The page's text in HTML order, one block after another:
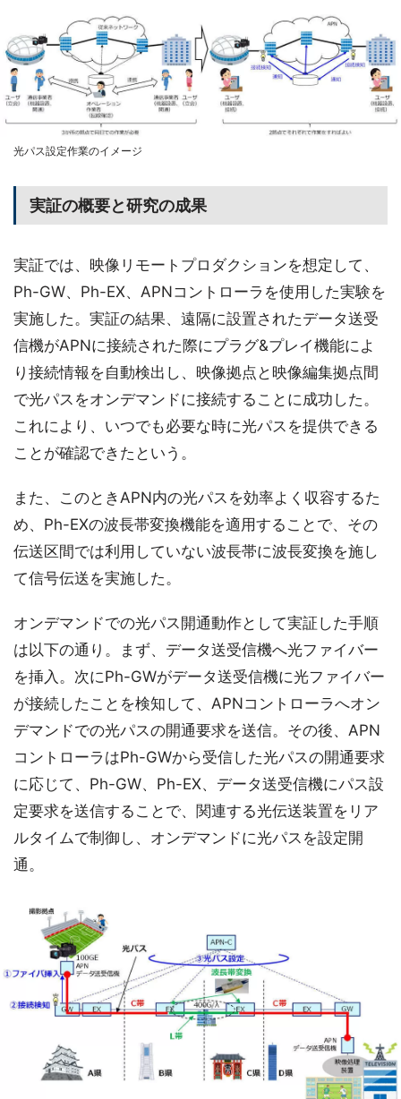
光パス設定作業のイメージ
実証の概要と研究の成果
実証では、映像リモートプロダクションを想定して、
Ph-GW、Ph-EX、APNコントローラを使用した実験を
実施した。実証の結果、遠隔に設置されたデータ送受
信機がAPNに接続された際にプラグ&プレイ機能によ
り接続情報を自動検出し、映像拠点と映像編集拠点間
で光パスをオンデマンドに接続することに成功した。
これにより、いつでも必要な時に光パスを提供できる
ことが確認できたという。
また、このときAPN内の光パスを効率よく収容するた
め、Ph-EXの波長帯変換機能を適用することで、その
伝送区間では利用していない波長帯に波長変換を施し
て信号伝送を実施した。
オンデマンドでの光パス開通動作として実証した手順
は以下の通り。まず、データ送受信機へ光ファイバー
を挿入。次にPh-GWがデータ送受信機に光ファイバー
が接続したことを検知して、APNコントローラへオン
デマンドでの光パスの開通要求を送信。その後、APN
コントローラはPh-GWから受信した光パスの開通要求
に応じて、Ph-GW、Ph-EX、データ送受信機にパス設
定要求を送信することで、関連する光伝送装置をリア
ルタイムで制御し、オンデマンドに光パスを設定開
通。